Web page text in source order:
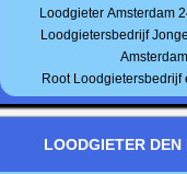
Loodgieter Amsterdam
Loodgietersbedrijf
Amsterdam
Root Loodgietersbedrijf
LOODGIETER DEN